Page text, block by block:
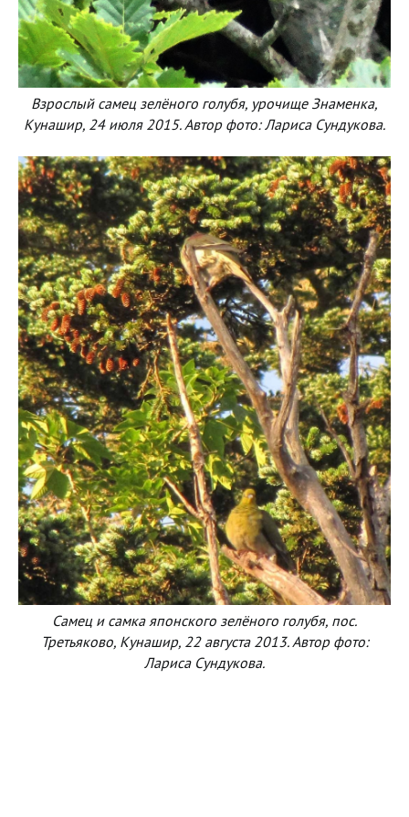
Взрослый самец зелёного голубя, урочище Знаменка,
Кунашир, 24 июля 2015. Автор фото: Лариса Сундукова.
Самец и самка японского зелёного голубя, пос.
Третьяково, Кунашир, 22 августа 2013. Автор фото:
Лариса Сундукова.